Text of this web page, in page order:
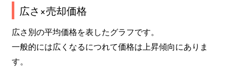
広さ×売却価格
広さ別の平均価格を表したグラフです。
一般的には広くなるにつれて価格は上昇傾向にありま
す。